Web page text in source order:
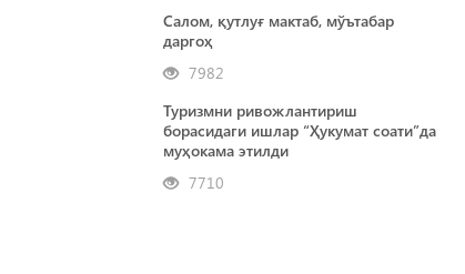
Салом, қутлуғ мактаб, мўътабар
даргоҳ
7982
Туризмни ривожлантириш
борасидаги ишлар “Ҳукумат соати”да
муҳокама этилди
7710